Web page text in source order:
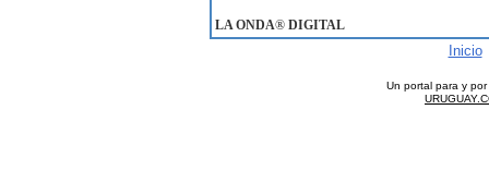
LA ONDA® DIGITAL
Inicio
Un portal para y